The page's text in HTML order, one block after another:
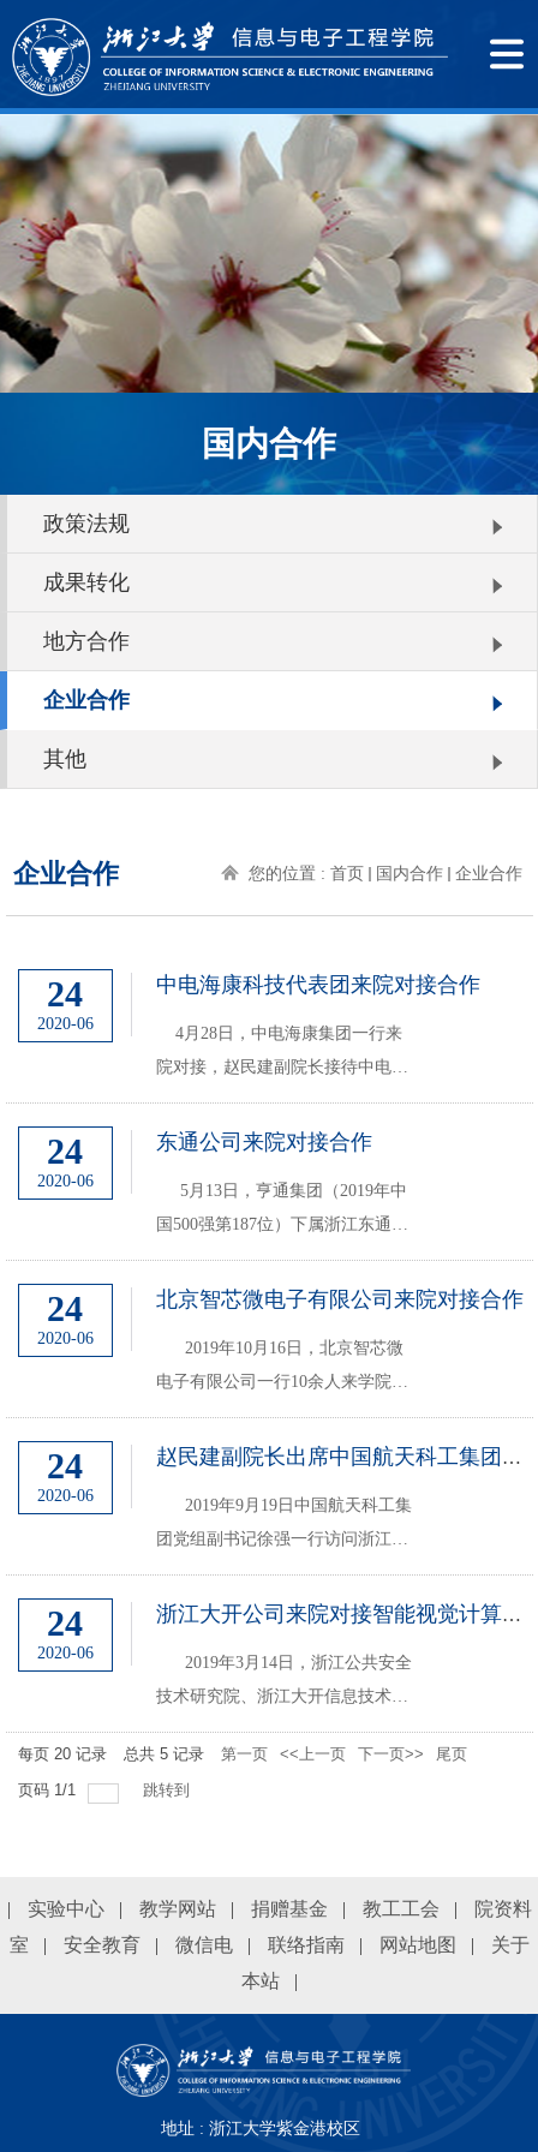
国内合作
政策法规
成果转化
地方合作
企业合作
其他
企业合作 您的位置 : 首页 国内合作 企业合作
24
2020-06
中电海康科技代表团来院对接合作
4月28日，中电海康集团一行来
院对接，赵民建副院长接待中电海
康客人，介绍了学院科技发展情况
并就企业提出的问题进行交流，虞
加对接。
24
2020-06
东通公司来院对接合作
5月13日，亨通集团（2019年中
国500强第187位）下属浙江东通光
网物联科技有限公司来院对接合
作。院长杨建义教授出席接待并详
合作进行详细交流。骆季奎教授、
董树...
24
2020-06
北京智芯微电子有限公司来院对接合作
2019年10月16日，北京智芯微
电子有限公司一行10余人来学院对
接合作。院长杨建义教授出席会议
并介绍学院情况，超大所所长张明
位副所长，谭年熊教授、虞小鹏教
授...
24
2020-06
赵民建副院长出席中国航天科工集团合作对接会
2019年9月19日中国航天科工集
团党组副书记徐强一行访问浙江大
学，郑强副书记出席会议并讲话。
我院赵民建副院长出席会议并介绍
先研院以及部分学院参加会议。
24
2020-06
浙江大开公司来院对接智能视觉计算合作
2019年3月14日，浙江公共安全
技术研究院、浙江大开信息技术有
限公司、我院校友黄巨交等来院对
接合作事宜。院长杨建义教授出席
会议。虞露教授、沈会良教授、胡
每页 20记录 总共 5记录 第一页 <<上一页 下一页>>
尾页
页码 1/1 跳转到
| 实验中心 | 教学网站 | 捐赠基金 | 教工工会 |
院资料
室
| 安全教育 | 微信电 | 联络指南 | 网站地图 |
关于
本站
|
地址 : 浙江大学紫金港校区